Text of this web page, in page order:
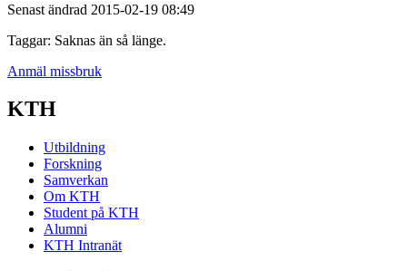
Senast ändrad 2015-02-19 08:49
Taggar: Saknas än så länge.
Anmäl missbruk
KTH
Utbildning
Forskning
Samverkan
Om KTH
Student på KTH
Alumni
KTH Intranät